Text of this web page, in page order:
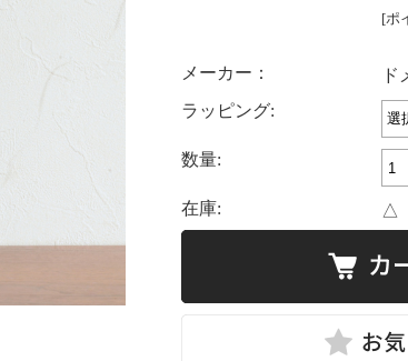
[ポ
メーカー：
ド
ラッピング:
数量:
在庫: △